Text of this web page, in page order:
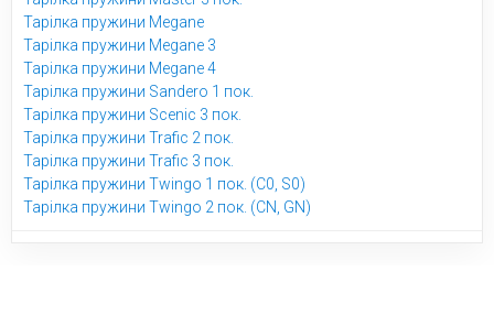
Тарілка пружини Megane
Тарілка пружини Megane 3
Тарілка пружини Megane 4
Тарілка пружини Sandero 1 пок.
Тарілка пружини Scenic 3 пок.
Тарілка пружини Trafic 2 пок.
Тарілка пружини Trafic 3 пок.
Тарілка пружини Twingo 1 пок. (C0, S0)
Тарілка пружини Twingo 2 пок. (CN, GN)